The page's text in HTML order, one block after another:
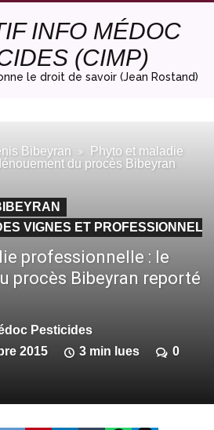
INFO MÉDOC
(CIMP)
le droit de savoir (Jean Rostand)
Bibeyran
Phyto et maladie
du procès Bibeyran
VIGNES ET
professionnelle : le
procès Bibeyran reporté
Pesticides
2015 3 min lues
0